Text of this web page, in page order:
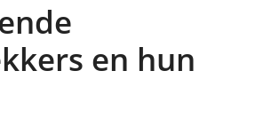
en hun